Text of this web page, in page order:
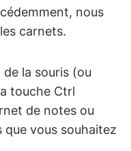
nous
carnets.
la souris (ou
touche Ctrl
de notes ou
que vous souhaitez